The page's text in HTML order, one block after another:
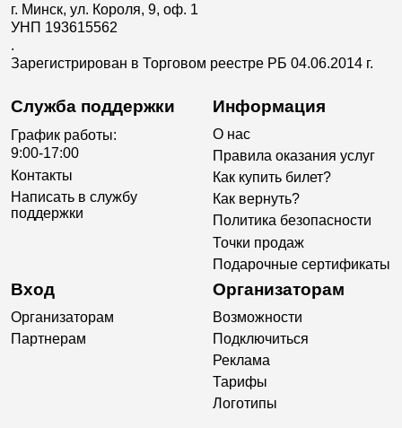
г. Минск, ул. Короля, 9, оф. 1
УНП 193615562
.
Зарегистрирован в Торговом реестре РБ 04.06.2014 г.
Служба поддержки
График работы:
9:00-17:00
Контакты
Написать в службу
поддержки
Информация
О нас
Правила оказания услуг
Как купить билет?
Как вернуть?
Политика безопасности
Точки продаж
Подарочные сертификаты
Вход
Организаторам
Партнерам
Организаторам
Возможности
Подключиться
Реклама
Тарифы
Логотипы